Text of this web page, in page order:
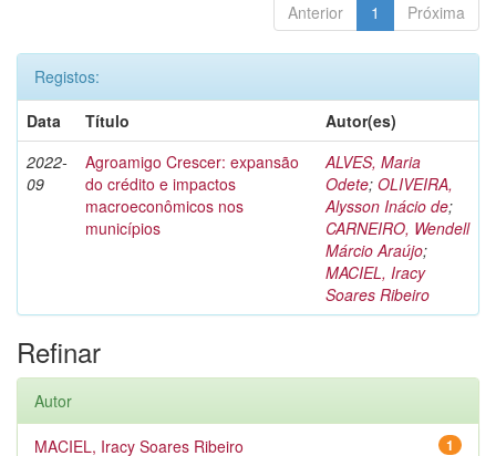
Anterior 1 Próxima
Registos:
Data
Título
Autor(es)
2022-
09
Agroamigo Crescer: expansão
do crédito e impactos
macroeconômicos nos
municípios
ALVES, Maria
Odete; OLIVEIRA,
Alysson Inácio de;
CARNEIRO, Wendell
Márcio Araújo;
MACIEL, Iracy
Soares Ribeiro
Refinar
Autor
1
MACIEL, Iracy Soares Ribeiro